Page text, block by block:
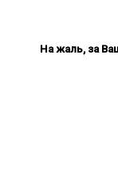
На жаль, за